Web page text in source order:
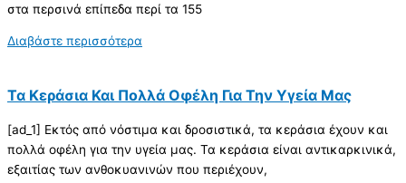
στα περσινά επίπεδα περί τα 155
Διαβάστε περισσότερα
Τα Κεράσια Και Πολλά Οφέλη Για Την Υγεία Μας
[ad_1] Εκτός από νόστιμα και δροσιστικά, τα κεράσια έχουν και
πολλά οφέλη για την υγεία μας. Τα κεράσια είναι αντικαρκινικά,
εξαιτίας των ανθοκυανινών που περιέχουν,